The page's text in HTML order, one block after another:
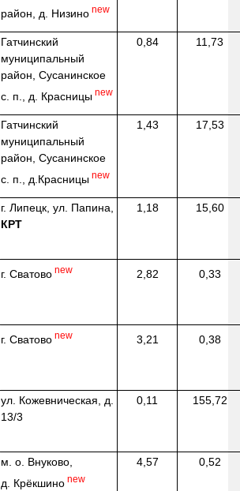
район, д. Низино new
Гатчинский
муниципальный
район, Сусанинское
с. п., д. Красницы new
0,84 11,73
Гатчинский
муниципальный
район, Сусанинское
с. п., д.Красницы new
1,43 17,53
г. Липецк, ул. Папина,
КРТ
1,18 15,60
г. Сватово new 2,82 0,33
г. Сватово new 3,21 0,38
ул. Кожевническая, д.
13/3
0,11 155,72
м. о. Внуково,
д. Крёкшино new
4,57 0,52